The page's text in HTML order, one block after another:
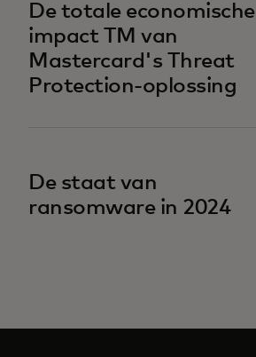
De totale economische
impact TM van
Mastercard's Threat
Protection-oplossing
De staat van
ransomware in 2024